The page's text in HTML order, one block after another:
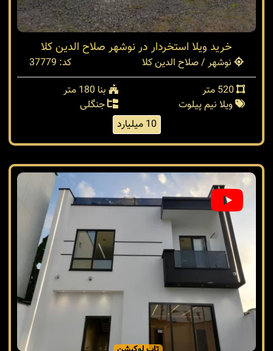
خرید ویلا استخردار در نوشهر صلاح الدین کلا
نوشهر / صلاح الدین کلا
کد: 37779
بنا 180 متر
ویلا نیم پیلوت
جنگلی
10 میلیارد